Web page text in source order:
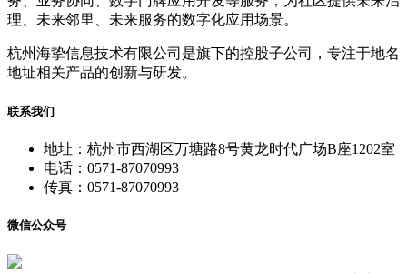
理、未来邻里、未来服务的数字化应用场景。
杭州海挚信息技术有限公司是旗下的控股子公司，专注于地名
地址相关产品的创新与研发。
联系我们
地址：杭州市西湖区万塘路8号黄龙时代广场B座1202室
电话：0571-87070993
传真：0571-87070993
微信公众号